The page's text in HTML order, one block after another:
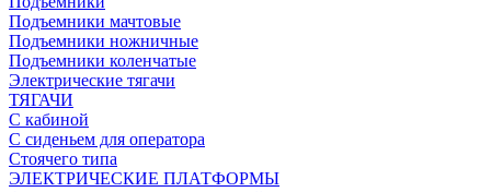
Подъемники мачтовые
Подъемники ножничные
Подъемники коленчатые
Электрические тягачи
ТЯГАЧИ
С кабиной
С сиденьем для оператора
Стоячего типа
ЭЛЕКТРИЧЕСКИЕ ПЛАТФОРМЫ